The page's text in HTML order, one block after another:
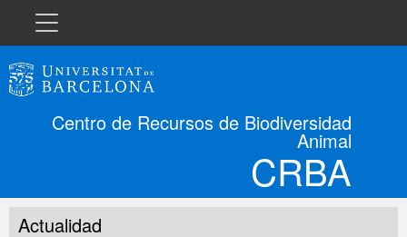
Navegación
Centro de Recursos de Biodiversidad
Animal
CRBA
Actualidad